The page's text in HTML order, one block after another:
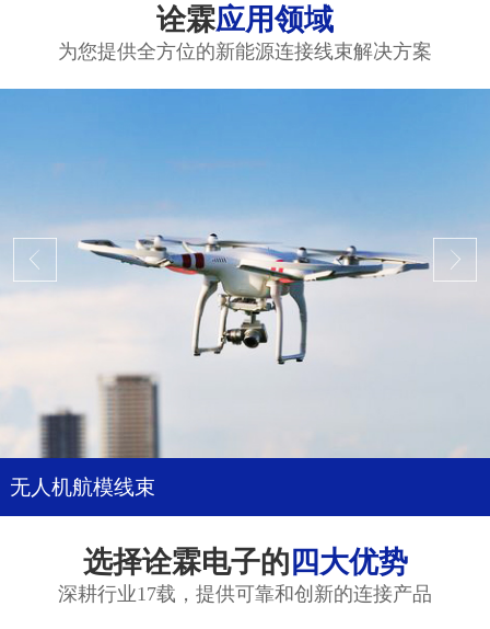
诠霖应用领域
为您提供全方位的新能源连接线束解决方案
无人机航模线束
选择诠霖电子的 四大优势
深耕行业17载，提供可靠和创新的连接产品